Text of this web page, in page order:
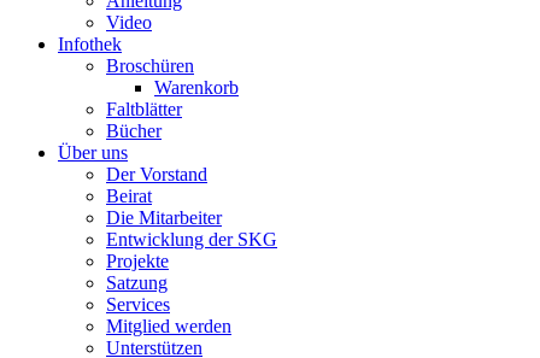
Video
Infothek
Broschüren
Warenkorb
Faltblätter
Bücher
Über uns
Der Vorstand
Beirat
Die Mitarbeiter
Entwicklung der SKG
Projekte
Satzung
Services
Mitglied werden
Unterstützen